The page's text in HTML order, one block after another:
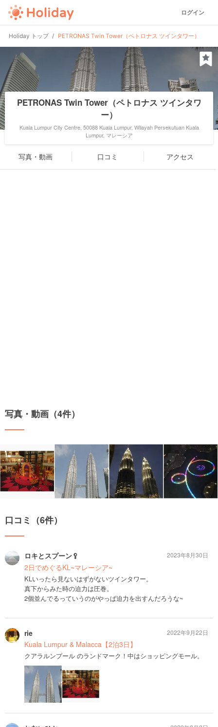
ログイン
Holiday トップ PETRONAS Twin Tower（ペトロナス ツインタワー）
PETRONAS Twin Tower（ペトロナス ツインタワ
ー）
Kuala Lumpur City Centre, 50088 Kuala Lumpur, Wilayah Persekutuan Kuala
Lumpur, マレーシア
写真・動画 口コミ アクセス
写真・動画（4件）
口コミ（6件）
ロキとスプーン🥄
2日でめぐるKL~マレーシア~
KLいったら見ないはずがないツインタワー。
真下からみた時の迫力は圧巻。
2個並んでるっていうのがやっぱ迫力を出すんだろうな~
2023年8月30日
rie
Kuala Lumpur & Malacca【2泊3日】
クアラルンプール のランドマーク！中はショッピングモール。
2022年9月22日